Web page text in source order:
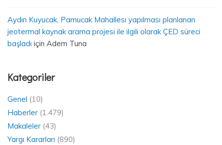
Aydın Kuyucak, Pamucak Mahallesı yapılması planlanan
jeotermal kaynak arama projesi ile ilgili olarak ÇED süreci
başladı için Adem Tuna
Kategoriler
Genel (10)
Haberler (1.479)
Makaleler (43)
Yargı Kararları (890)